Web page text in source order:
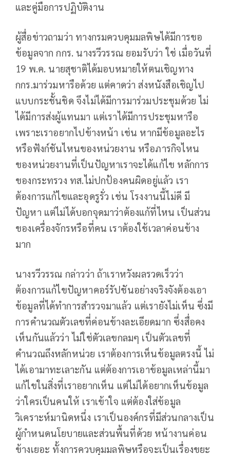
และคู่มือการปฏิบัติงาน
ผู้สื่อข่าวถามว่า ทางกรมควบคุมมลพิษได้มีการขอ
ข้อมูลจาก กกร. นางรวีวรรณ ยอมรับว่า ใช่ เมื่อวันที่
19 พ.ค. นายสุชาติได้มอบหมายให้ตนเชิญทาง
กกร.มาร่วมหารือด้วย แต่คาดว่า ส่งหนังสือเชิญไป
แบบกระชั้นชิด จึงไม่ได้มีการมาร่วมประชุมด้วย ไม่
ได้มีการส่งผู้แทนมา แต่เราได้มีการประชุมหารือ
เพราะเราอยากไปข้างหน้า เช่น หากมีข้อมูลอะไร
หรือฟังก์ชันไหนของหน่วยงาน หรือภารกิจไหน
ของหน่วยงานที่เป็นปัญหาเราจะได้แก้ไข หลักการ
ของกระทรวง ทส.ไม่ปกป้องคนผิดอยู่แล้ว เรา
ต้องการแก้ไขและอุดรูรั่ว เช่น โรงงานนี้ไม่ดี มี
ปัญหา แต่ไม่ได้บอกจุดมาว่าต้องแก้ที่ไหน เป็นส่วน
ของเครื่องจักรหรือที่คน เราต้องใช้เวลาค่อนข้าง
มาก
นางรวีวรรณ กล่าวว่า ถ้าเราหวังผลรวดเร็วว่า
ต้องการแก้ไขปัญหาคอร์รัปชันอย่างจริงจังต้องเอา
ข้อมูลที่ได้ทำการสำรวจมาแล้ว แต่เรายังไม่เห็น ซึ่งมี
การคำนวณตัวเลขที่ค่อนข้างละเอียดมาก ซึ่งสื่อคง
เห็นกันแล้วว่า ไม่ใช่ตัวเลขกลมๆ เป็นตัวเลขที่
คำนวณถึงหลักหน่วย เราต้องการเห็นข้อมูลตรงนี้ ไม่
ได้เอามาทะเลาะกัน แต่ต้องการเอาข้อมูลเหล่านี้มา
แก้ไขในสิ่งที่เราอยากเห็น แต่ไม่ได้อยากเห็นข้อมูล
ว่าใครเป็นคนให้ เราเข้าใจ แต่ต้องใส่ข้อมูล
วิเคราะห์มานิดหนึ่ง เราเป็นองค์กรที่มีส่วนกลางเป็น
ผู้กำหนดนโยบายและส่วนพื้นที่ด้วย หน้างานค่อน
ข้างเยอะ ทั้งการควบคุมมลพิษหรือจะเป็นเรื่องขยะ